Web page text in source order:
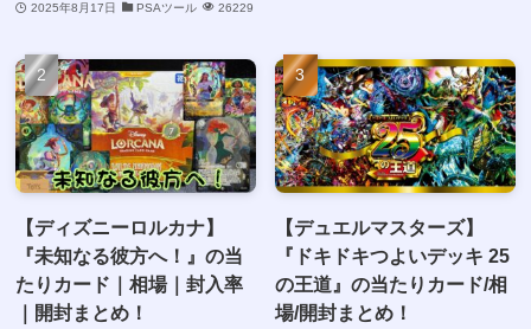
2025年8月17日 PSAツール 26229
【ディズニーロルカナ】
『未知なる彼方へ！』の当
たりカード｜相場｜封入率
｜開封まとめ！
【デュエルマスターズ】
『ドキドキつよいデッキ 25
の王道』の当たりカード/相
場/開封まとめ！